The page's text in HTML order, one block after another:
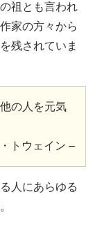
祖とも言われ
家の方々から
残されていま
の人を元気
トウェイン –
人にあらゆる